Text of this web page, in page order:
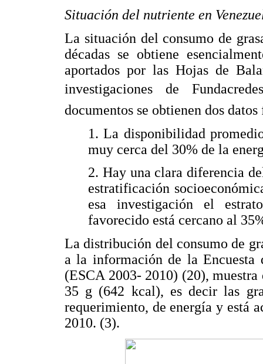
Situación del nutriente en
La situación del consumo de
décadas se obtiene
aportados por las Hojas de
investigaciones de
documentos se obtienen dos
1. La disponibilidad
muy cerca del 30% de la
2. Hay una clara diferencia
estratificación
esa investigación el
favorecido está cercano al
La distribución del consumo de
a la información de la Encuesta
(ESCA 2003- 2010) (20), muestra
35 g (642 kcal), es decir las
requerimiento, de energía y está
2010. (3).